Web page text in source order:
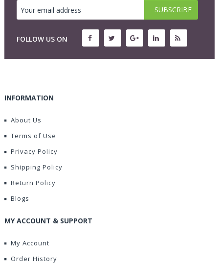
FOLLOW US ON
INFORMATION
About Us
Terms of Use
Privacy Policy
Shipping Policy
Return Policy
Blogs
MY ACCOUNT & SUPPORT
My Account
Order History